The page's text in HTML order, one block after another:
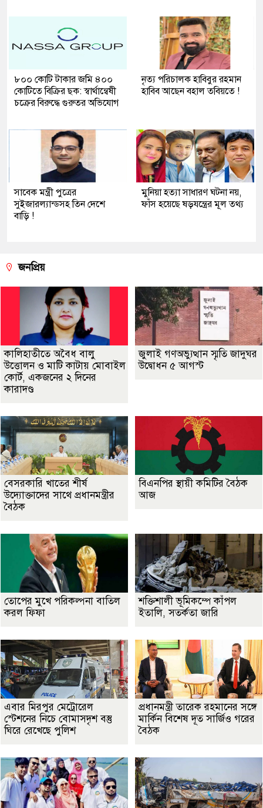
৮০০ কোটি টাকার জমি ৪০০
কোটিতে বিক্রির ছক: স্বার্থান্বেষী
চক্রের বিরুদ্ধে গুরুতর অভিযোগ
নৃত্য পরিচালক হাবিবুর রহমান
হাবিব আছেন বহাল তবিয়তে !
সাবেক মন্ত্রী পুত্রের
সুইজারল্যান্ডসহ তিন দেশে
বাড়ি !
মুনিয়া হত্যা সাধারণ ঘটনা নয়,
ফাঁস হয়েছে ষড়যন্ত্রের মূল তথ্য
জনপ্রিয়
কালিহাতীতে অবৈধ বালু
উত্তোলন ও মাটি কাটায় মোবাইল
কোর্ট, একজনের ২ দিনের
কারাদণ্ড
জুলাই গণঅভ্যুত্থান স্মৃতি জাদুঘর
উদ্বোধন ৫ আগস্ট
বেসরকারি খাতের শীর্ষ
উদ্যোক্তাদের সাথে প্রধানমন্ত্রীর
বৈঠক
বিএনপির স্থায়ী কমিটির বৈঠক
আজ
তোপের মুখে পরিকল্পনা বাতিল
করল ফিফা
শক্তিশালী ভূমিকম্পে কাঁপল
ইতালি, সতর্কতা জারি
এবার মিরপুর মেট্রোরেল
স্টেশনের নিচে বোমাসদৃশ বস্তু
ঘিরে রেখেছে পুলিশ
প্রধানমন্ত্রী তারেক রহমানের সঙ্গে
মার্কিন বিশেষ দূত সার্জিও গরের
বৈঠক